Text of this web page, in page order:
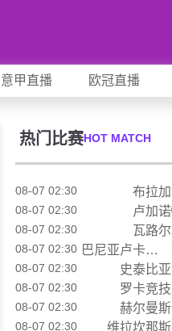
意甲直播 欧冠直播
热门比赛HOT MATCH
08-07 02:30 布拉加
08-07 02:30 卢加诺
08-07 02:30 瓦路尔
08-07 02:30 巴尼亚卢卡战士
08-07 02:30 史泰比亚
08-07 02:30 罗卡竞技
08-07 02:30 赫尔曼斯
08-07 02:30 维拉坎那斯